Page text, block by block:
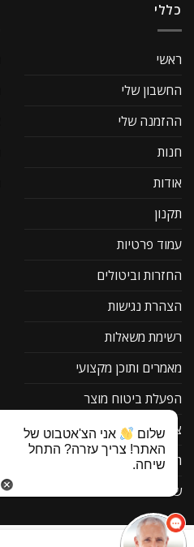
כללי
ראשי
החשבון שלי
ההזמנה שלי
חנות
אודות
תקנון
עמוד פרטיות
החזרות וביטולים
הצהרת נגישות
רשימת משאלות
מאמרים ותוכן מקצועי
הפעלת ביטוח מוצר
צור קשר
תוכנה להורדה F1
שאלות ותשובות
ביטול עסקה
שלום
אני הצ'אטבוט של
האתר! צריך עזרה? התחל
שיחה.